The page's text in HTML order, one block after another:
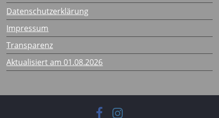
Datenschutzerklärung
Impressum
Transparenz
Aktualisiert am 01.08.2026